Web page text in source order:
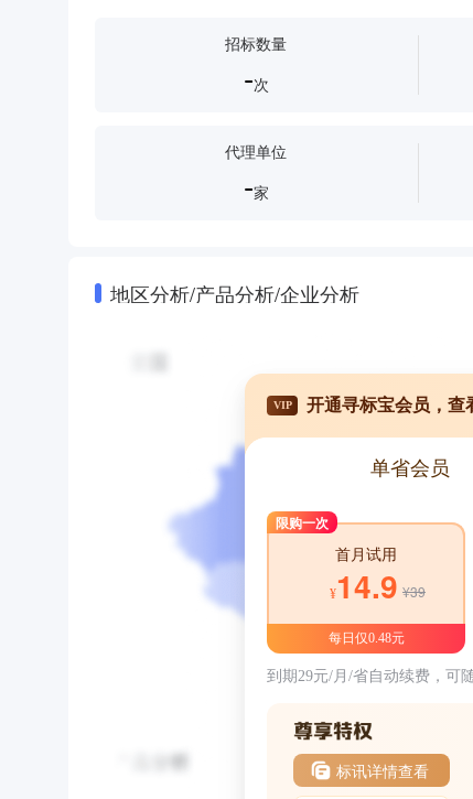
印刷及印刷服务印刷及印刷服务 印刷服务印刷服务印刷
招标数量
-次
代理单位
-家
地区分析/产品分析/企业分析
VIP 开通寻标宝会员，查
单省会员
限购一次
首月试用
¥14.9 ¥39
每日仅0.48元
到期29元/月/省自动续费，可
标讯详情查看